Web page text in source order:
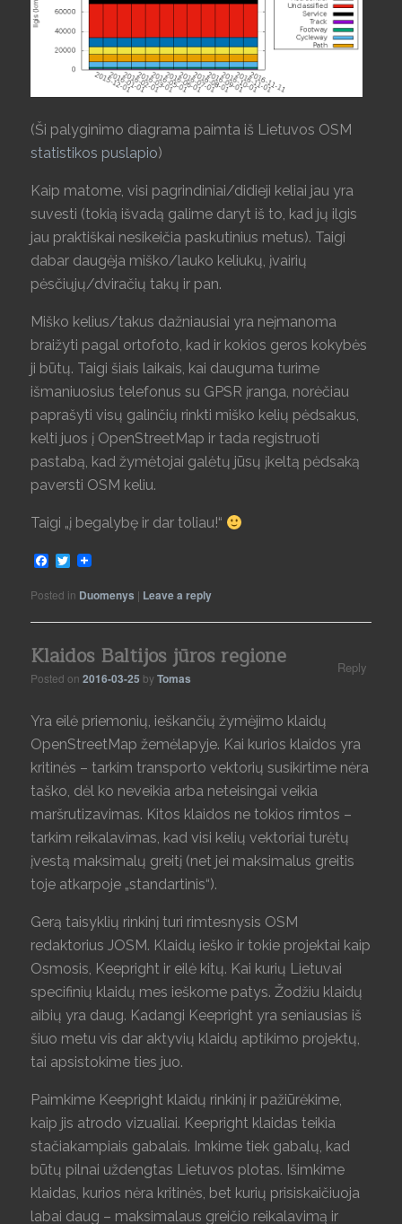
(Ši palyginimo diagrama paimta iš Lietuvos OSM
statistikos puslapio)
Kaip matome, visi pagrindiniai/didieji keliai jau yra
suvesti (tokią išvadą galime daryt iš to, kad jų ilgis
jau praktiškai nesikeičia paskutinius metus). Taigi
dabar daugėja miško/lauko keliukų, įvairių
pėsčiųjų/dviračių takų ir pan.
Miško kelius/takus dažniausiai yra neįmanoma
braižyti pagal ortofoto, kad ir kokios geros kokybės
ji būtų. Taigi šiais laikais, kai dauguma turime
išmaniuosius telefonus su GPSR įranga, norėčiau
paprašyti visų galinčių rinkti miško kelių pėdsakus,
kelti juos į OpenStreetMap ir tada registruoti
pastabą, kad žymėtojai galėtų jūsų įkeltą pėdsaką
paversti OSM keliu.
Taigi „į begalybę ir dar toliau!“
Facebook
Twitter
Posted in Duomenys | Leave a reply
Klaidos Baltijos jūros regione
Posted on2016-03-25 byTomas
Reply
Yra eilė priemonių, ieškančių žymėjimo klaidų
OpenStreetMap žemėlapyje. Kai kurios klaidos yra
kritinės – tarkim transporto vektorių susikirtime nėra
taško, dėl ko neveikia arba neteisingai veikia
maršrutizavimas. Kitos klaidos ne tokios rimtos –
tarkim reikalavimas, kad visi kelių vektoriai turėtų
įvestą maksimalų greitį (net jei maksimalus greitis
toje atkarpoje „standartinis“).
Gerą taisyklių rinkinį turi rimtesnysis OSM
redaktorius JOSM. Klaidų ieško ir tokie projektai kaip
Osmosis, Keepright ir eilė kitų. Kai kurių Lietuvai
specifinių klaidų mes ieškome patys. Žodžiu klaidų
aibių yra daug. Kadangi Keepright yra seniausias iš
šiuo metu vis dar aktyvių klaidų aptikimo projektų,
tai apsistokime ties juo.
Paimkime Keepright klaidų rinkinį ir pažiūrėkime,
kaip jis atrodo vizualiai. Keepright klaidas teikia
stačiakampiais gabalais. Imkime tiek gabalų, kad
būtų pilnai uždengtas Lietuvos plotas. Išimkime
klaidas, kurios nėra kritinės, bet kurių prisiskaičiuoja
labai daug – maksimalaus greičio reikalavimą ir